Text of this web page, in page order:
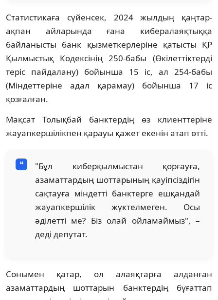
Статистикаға сүйенсек, 2024 жылдың қаңтар-
ақпан айларында ғана кибералаяқтыққа
байланысты банк қызметкерлеріне қатысты ҚР
Қылмыстық Кодексінің 250-бабы (Өкілеттіктерді
теріс пайдалану) бойынша 15 іс, ал 254-бабы
(Міндеттеріне адал қарамау) бойынша 17 іс
қозғалған.
Мақсат Толықбай банктердің өз клиенттеріне
жауапкершілікпен қарауы қажет екенін атап өтті.
"Бұл киберқылмыстан қорғауға,
азаматтардың шоттарының қауіпсіздігін
сақтауға міндетті банктерге ешқандай
жауапкершілік жүктелмеген. Осы
әділетті ме? Біз олай ойламаймыз", –
деді депутат.
Сонымен қатар, ол алаяқтарға алданған
азаматтардың шоттарын банктердің бұғаттап